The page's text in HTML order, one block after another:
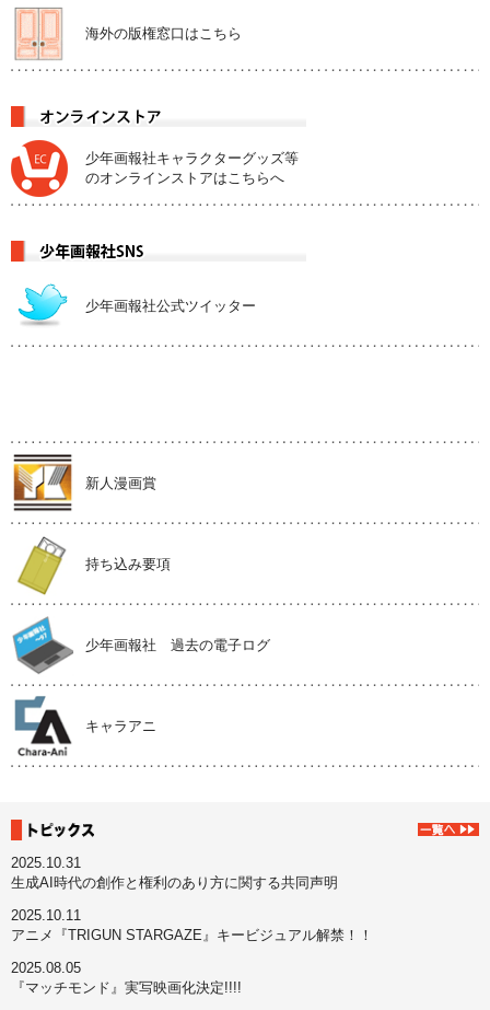
海外の版権窓口はこちら
少年画報社キャラクターグッズ等
のオンラインストアはこちらへ
少年画報社公式ツイッター
新人漫画賞
持ち込み要項
少年画報社 過去の電子ログ
キャラアニ
2025.10.31
生成AI時代の創作と権利のあり方に関する共同声明
2025.10.11
アニメ『TRIGUN STARGAZE』キービジュアル解禁！！
2025.08.05
『マッチモンド』実写映画化決定!!!!